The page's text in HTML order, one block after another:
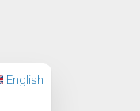
English